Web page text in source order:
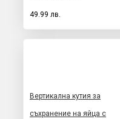
49.99 лв.
Вертикална кутия за
съхранение на яйца с